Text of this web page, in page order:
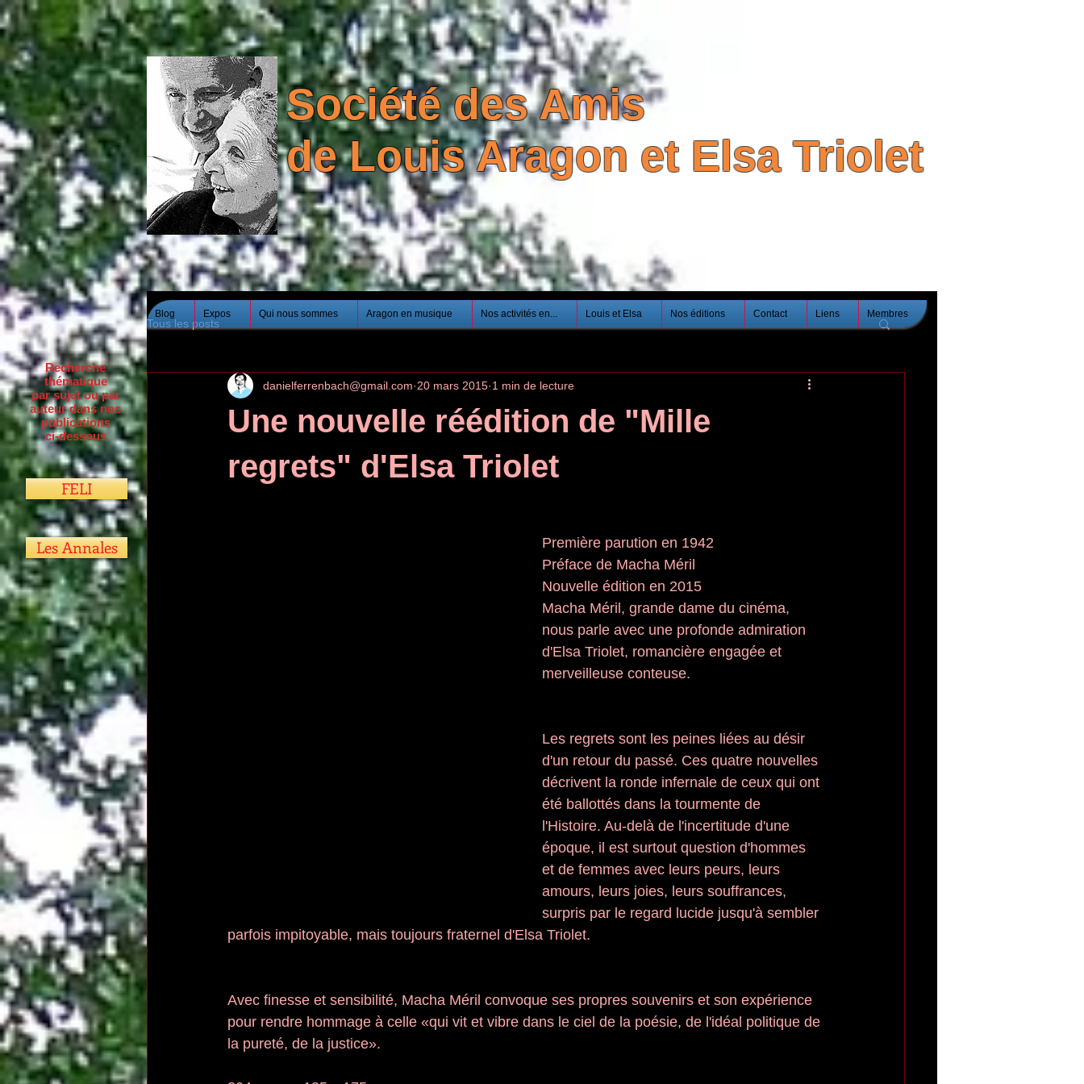
Société des Amis
de Louis Aragon et Elsa Triolet
Blog Expos Qui nous sommes Aragon en musique Nos activités en... Louis et Elsa Nos éditions Contact Liens Membres
Tous les posts
Une nouvelle réédition de "Mille
regrets" d'Elsa Triolet
danielferrenbach@gmail.com 20 mars 2015 1 min de lecture
Première parution en 1942
Préface de Macha Méril
Nouvelle édition en 2015
Macha Méril, grande dame du cinéma,
nous parle avec une profonde admiration
d'Elsa Triolet, romancière engagée et
merveilleuse conteuse.
Les regrets sont les peines liées au désir
d'un retour du passé. Ces quatre nouvelles
décrivent la ronde infernale de ceux qui ont
été ballottés dans la tourmente de
l'Histoire. Au-delà de l'incertitude d'une
époque, il est surtout question d'hommes
et de femmes avec leurs peurs, leurs
amours, leurs joies, leurs souffrances,
surpris par le regard lucide jusqu'à sembler
parfois impitoyable, mais toujours fraternel d'Elsa Triolet.
Avec finesse et sensibilité, Macha Méril convoque ses propres souvenirs et son expérience
pour rendre hommage à celle «qui vit et vibre dans le ciel de la poésie, de l'idéal politique de
la pureté, de la justice».
Recherche
thématique
par sujet ou par
auteur dans nos
publications
ci-dessous
FELI
Les Annales